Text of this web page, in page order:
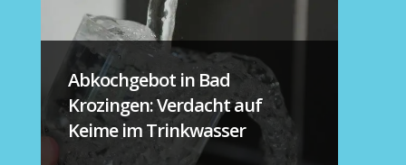
Abkochgebot in Bad
Krozingen: Verdacht auf
Keime im Trinkwasser